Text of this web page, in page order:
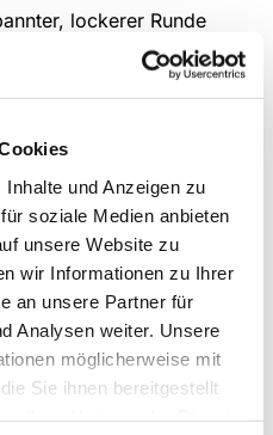
und Anzeigen zu
soziale Medien anbieten
unsere Website zu
wir Informationen zu Ihrer
an unsere Partner für
Analysen weiter. Unsere
möglicherweise mit
Sie ihnen bereitgestellt
lockerer Runde
kreativ mit
austauschen und wir
Welt ins Gespräch.
von 16:00 bis
gerne Frau Susanne
oder 2476